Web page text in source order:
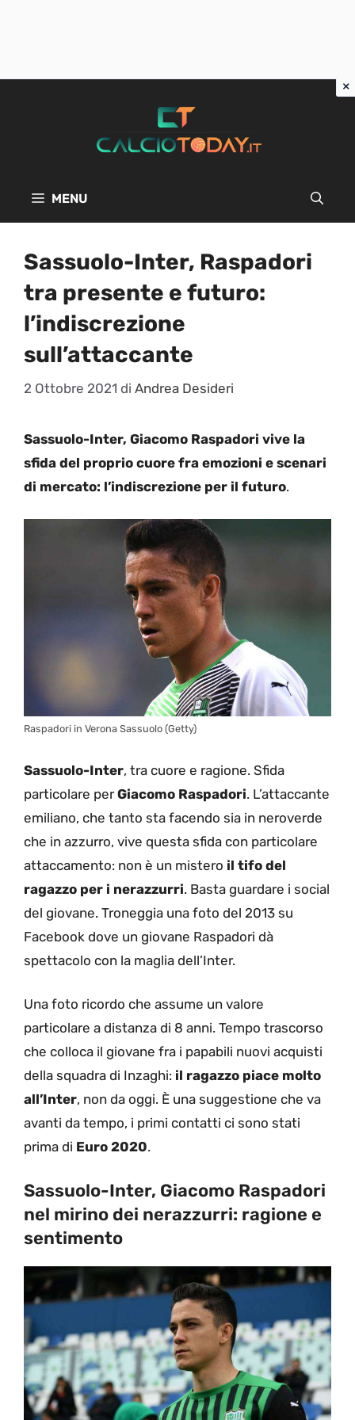
MENU
Sassuolo-Inter, Raspadori
tra presente e futuro:
l’indiscrezione
sull’attaccante
2 Ottobre 2021 di Andrea Desideri
Sassuolo-Inter, Giacomo Raspadori vive la
sfida del proprio cuore fra emozioni e scenari
di mercato: l’indiscrezione per il futuro.
Raspadori in Verona Sassuolo (Getty)
Sassuolo-Inter, tra cuore e ragione. Sfida
particolare perGiacomo Raspadori. L’attaccante
emiliano, che tanto sta facendo sia in neroverde
che in azzurro, vive questa sfida con particolare
attaccamento: non è un mistero il tifo del
ragazzo per i nerazzurri. Basta guardare i social
del giovane. Troneggia una foto del 2013 su
Facebook dove un giovane Raspadori dà
spettacolo con la maglia dell’Inter.
Una foto ricordo che assume un valore
particolare a distanza di 8 anni. Tempo trascorso
che colloca il giovane fra i papabili nuovi acquisti
della squadra di Inzaghi: il ragazzo piace molto
all’Inter, non da oggi. È una suggestione che va
avanti da tempo, i primi contatti ci sono stati
prima di Euro 2020.
Sassuolo-Inter, Giacomo Raspadori
nel mirino dei nerazzurri: ragione e
sentimento